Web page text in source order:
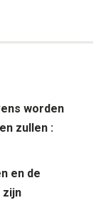
worden
zullen :
en de
zijn